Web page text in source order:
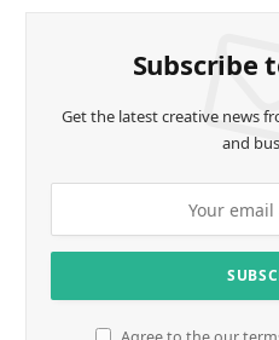
Subscribe
Get the latest creative news
and